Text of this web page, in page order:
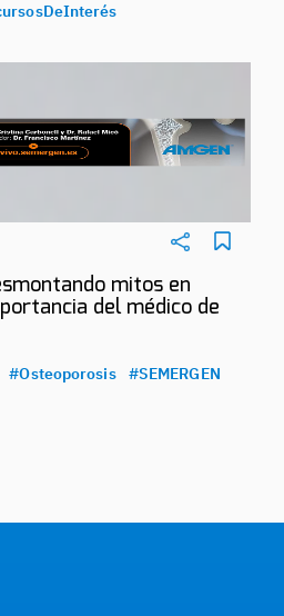
mitos en
del médico de
#Osteoporosis
#SEMERGEN